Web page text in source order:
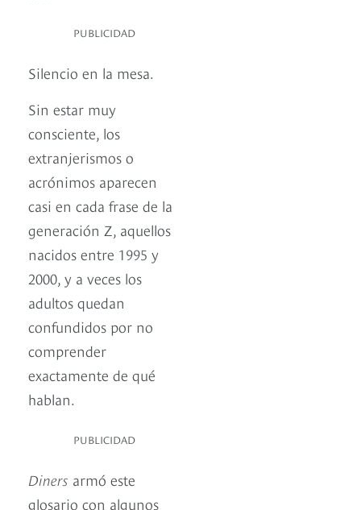
PUBLICIDAD
Silencio en la mesa.
Sin estar muy
consciente, los
extranjerismos o
acrónimos aparecen
casi en cada frase de la
generación Z, aquellos
nacidos entre 1995 y
2000, y a veces los
adultos quedan
confundidos por no
comprender
exactamente de qué
hablan.
PUBLICIDAD
Diners armó este
glosario con algunos